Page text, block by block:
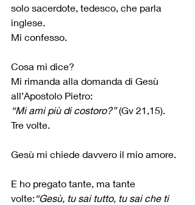
solo sacerdote, tedesco, che parla
inglese.
Mi confesso.
Cosa mi dice?
Mi rimanda alla domanda di Gesù
all’Apostolo Pietro:
“Mi ami più di costoro?” (Gv 21,15).
Tre volte.
Gesù mi chiede davvero il mio amore.
E ho pregato tante, ma tante
volte:“Gesù, tu sai tutto, tu sai che ti